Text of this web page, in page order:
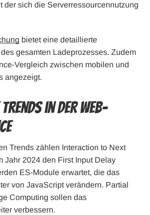
der sich die Serverressourcennutzung
bietet eine detaillierte
gesamten Ladeprozesses. Zudem
Vergleich zwischen mobilen und
angezeigt.
in der Web-
Trends zählen Interaction to Next
Jahr 2024 den First Input Delay
ES-Module erwartet, die das
von JavaScript verändern. Partial
Computing sollen das
verbessern.